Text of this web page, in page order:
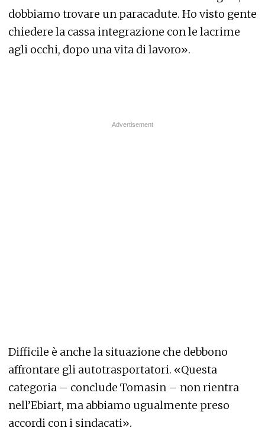
dobbiamo trovare un paracadute. Ho visto gente
chiedere la cassa integrazione con le lacrime
agli occhi, dopo una vita di lavoro».
Difficile è anche la situazione che debbono
affrontare gli autotrasportatori. «Questa
categoria – conclude Tomasin – non rientra
nell’Ebiart, ma abbiamo ugualmente preso
accordi con i sindacati».